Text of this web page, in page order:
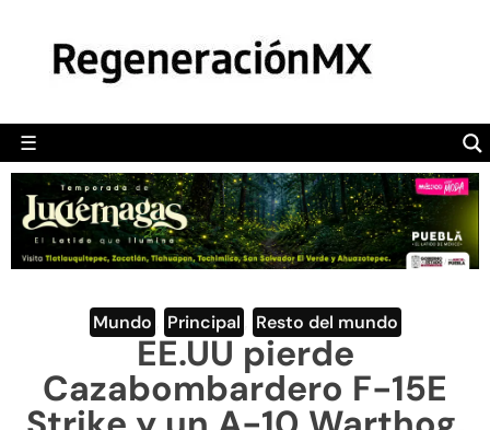
☰
POLÍTICA
CAMALEÓN
OPINIÓN
DEPORTES
ENGLISH SECTION
VIDEOS
Mundo Principal Resto del mundo
EE.UU pierde
Cazabombardero F-15E